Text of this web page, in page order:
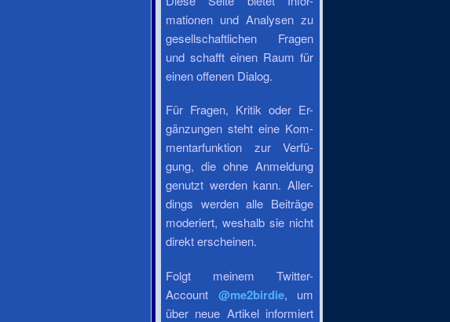
mationen und Analysen zu
gesellschaftlichen Fragen
und schafft einen Raum für
einen offenen Dialog.
Für Fragen, Kritik oder Er-
gänzungen steht eine Kom-
mentarfunktion zur Verfü-
gung, die ohne Anmeldung
genutzt werden kann. Aller-
dings werden alle Beiträge
moderiert, weshalb sie nicht
direkt erscheinen.
Folgt meinem Twitter-
Account @me2birdie, um
über neue Artikel informiert